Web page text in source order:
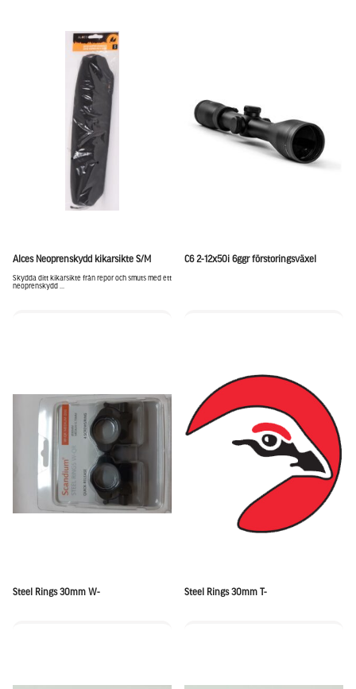
Alces Neoprenskydd kikarsikte S/M
Skydda ditt kikarsikte från repor och smuts med ett
neoprenskydd ...
C6 2-12x50i 6ggr förstoringsväxel
Steel Rings 30mm W- Steel Rings 30mm T-